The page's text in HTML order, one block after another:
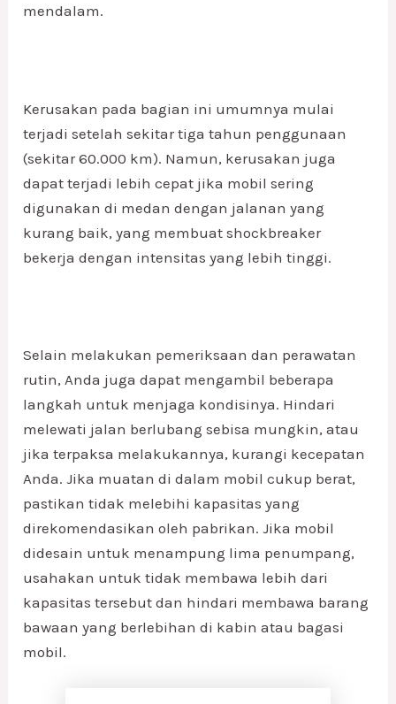
mendalam.
Kerusakan pada bagian ini umumnya mulai
terjadi setelah sekitar tiga tahun penggunaan
(sekitar 60.000 km). Namun, kerusakan juga
dapat terjadi lebih cepat jika mobil sering
digunakan di medan dengan jalanan yang
kurang baik, yang membuat shockbreaker
bekerja dengan intensitas yang lebih tinggi.
Selain melakukan pemeriksaan dan perawatan
rutin, Anda juga dapat mengambil beberapa
langkah untuk menjaga kondisinya. Hindari
melewati jalan berlubang sebisa mungkin, atau
jika terpaksa melakukannya, kurangi kecepatan
Anda. Jika muatan di dalam mobil cukup berat,
pastikan tidak melebihi kapasitas yang
direkomendasikan oleh pabrikan. Jika mobil
didesain untuk menampung lima penumpang,
usahakan untuk tidak membawa lebih dari
kapasitas tersebut dan hindari membawa barang
bawaan yang berlebihan di kabin atau bagasi
mobil.